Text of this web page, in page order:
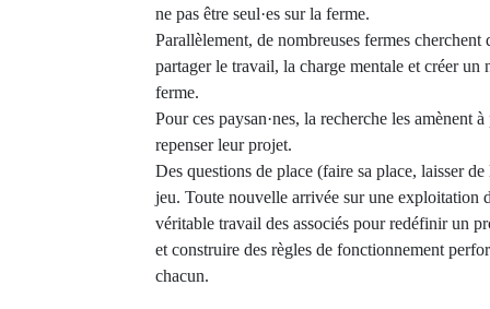
ne pas être seul·es sur la ferme.
Parallèlement, de nombreuses fermes cherchent
partager le travail, la charge mentale et créer un
ferme.
Pour ces paysan·nes, la recherche les amènent
repenser leur projet.
Des questions de place (faire sa place, laisser
jeu. Toute nouvelle arrivée sur une exploitation
véritable travail des associés pour redéfinir un
et construire des règles de fonctionnement
chacun.